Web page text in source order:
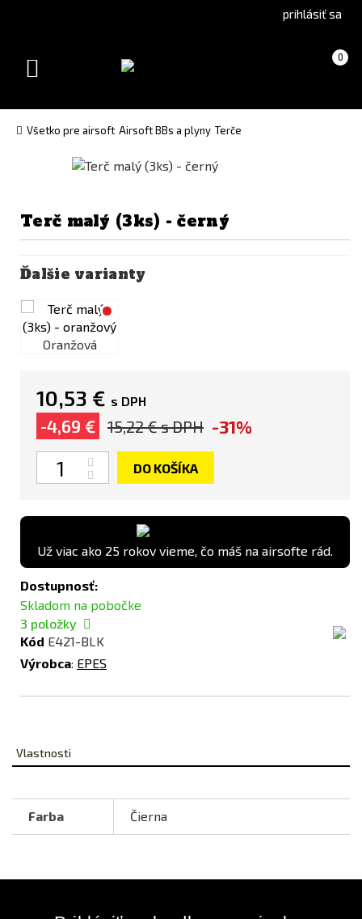
(Czech)version
prihlásiť sa
Košík 0
(prázdny)
Toggle
Všetko pre airsoft Airsoft BBs a plyny Terče
Terč malý (3ks) - černý
Ďalšie varianty
Oranžová
10,53 € s DPH
-4,69 € 15,22 €s DPH -31%
Množstvo
DO KOŠÍKA
Už viac ako 25 rokov vieme, čo máš na airsofte rád.
Dostupnosť:
Skladom na pobočke
3 položky
Kód E421-BLK
Výrobca: EPES
Vlastnosti
Farba Čierna